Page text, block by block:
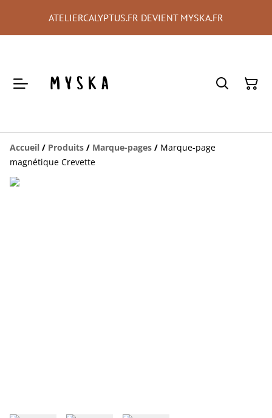
ATELIERCALYPTUS.FR DEVIENT MYSKA.FR
Accueil / Produits / Marque-pages / Marque-page
magnétique Crevette